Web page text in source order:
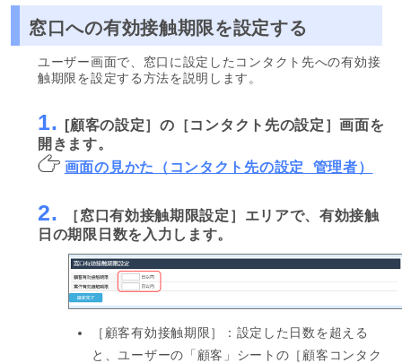
窓口への有効接触期限を設定する
ユーザー画面で、窓口に設定したコンタクト先への有効接
触期限を設定する方法を説明します。
1.
[顧客の設定］の［コンタクト先の設定］画面を
開きます。
画面の見かた（コンタクト先の設定_管理者）
2.
［窓口有効接触期限設定］エリアで、有効接触
日の期限日数を入力します。
［顧客有効接触期限］：設定した日数を超える
と、ユーザーの「顧客」シートの［顧客コンタク